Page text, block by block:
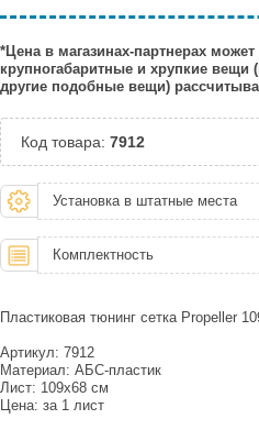
*Цена в магазинах-партнерах
крупногабаритные и хрупкие вещи
другие подобные вещи)
Код товара: 7912
Установка в штатные места
Комплектность
Пластиковая тюнинг сетка Propeller
Артикул: 7912
Материал: АБС-пластик
Лист: 109х68 см
Цена: за 1 лист